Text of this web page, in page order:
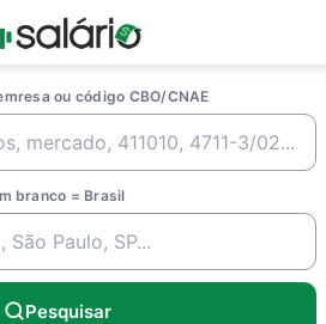
ou código CBO/CNAE
branco = Brasil
Pesquisar